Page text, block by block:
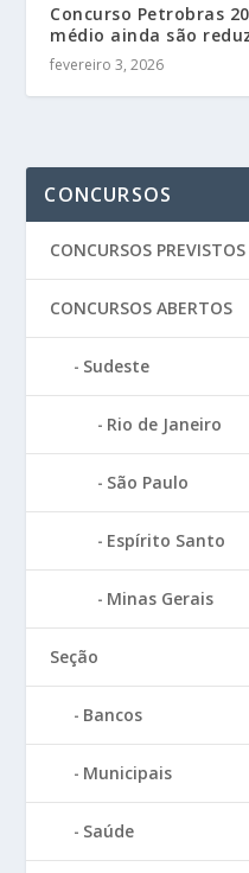
Concurso Petrobras
médio ainda são
fevereiro 3, 2026
CONCURSOS
CONCURSOS PREVISTOS
CONCURSOS ABERTOS
Sudeste
Rio de Janeiro
São Paulo
Espírito Santo
Minas Gerais
Seção
Bancos
Municipais
Saúde